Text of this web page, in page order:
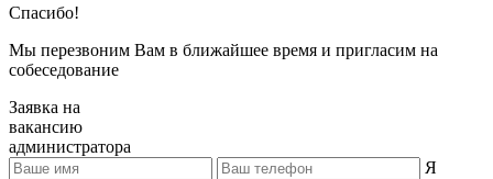
Спасибо!
Мы перезвоним Вам в ближайшее время и пригласим на
собеседование
Заявка на
вакансию
администратора
Я